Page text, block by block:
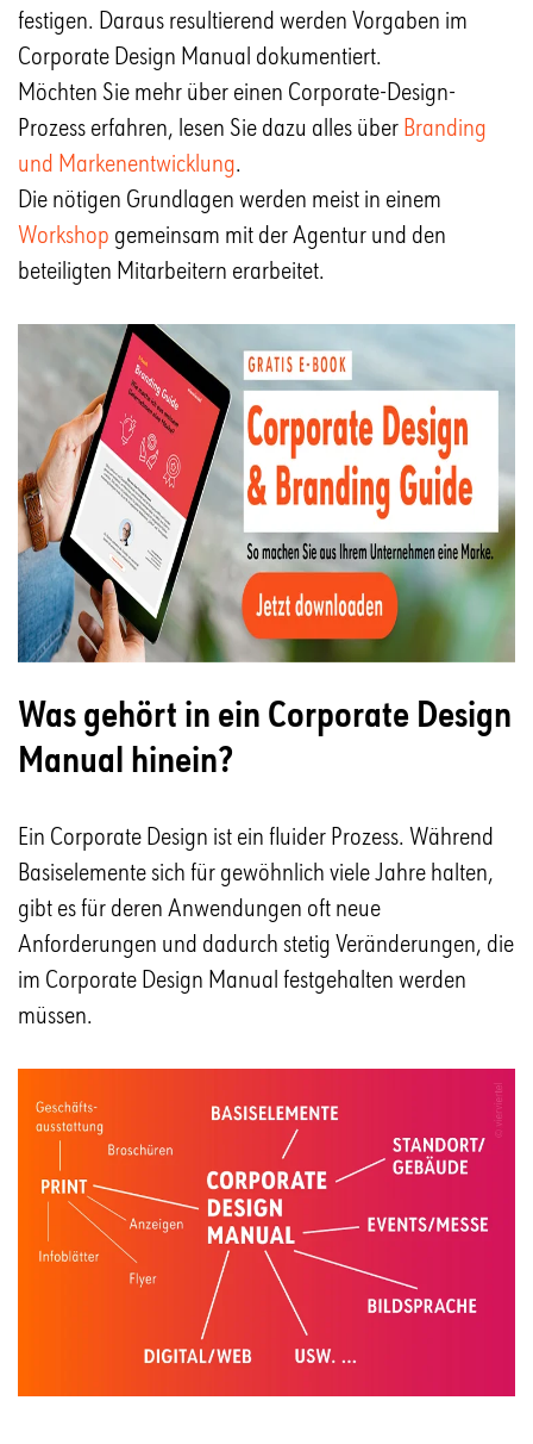
festigen. Daraus resultierend werden Vorgaben im
Corporate Design Manual dokumentiert.
Möchten Sie mehr über einen Corporate-Design-
Prozess erfahren, lesen Sie dazu alles über Branding
und Markenentwicklung.
Die nötigen Grundlagen werden meist in einem
Workshop gemeinsam mit der Agentur und den
beteiligten Mitarbeitern erarbeitet.
Was gehört in ein Corporate Design
Manual hinein?
Ein Corporate Design ist ein fluider Prozess. Während
Basiselemente sich für gewöhnlich viele Jahre halten,
gibt es für deren Anwendungen oft neue
Anforderungen und dadurch stetig Veränderungen, die
im Corporate Design Manual festgehalten werden
müssen.